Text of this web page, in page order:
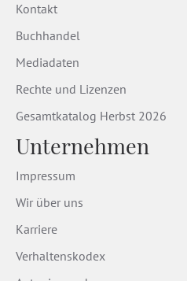
Kontakt
Buchhandel
Mediadaten
Rechte und Lizenzen
Gesamtkatalog Herbst 2026
Unternehmen
Impressum
Wir über uns
Karriere
Verhaltenskodex